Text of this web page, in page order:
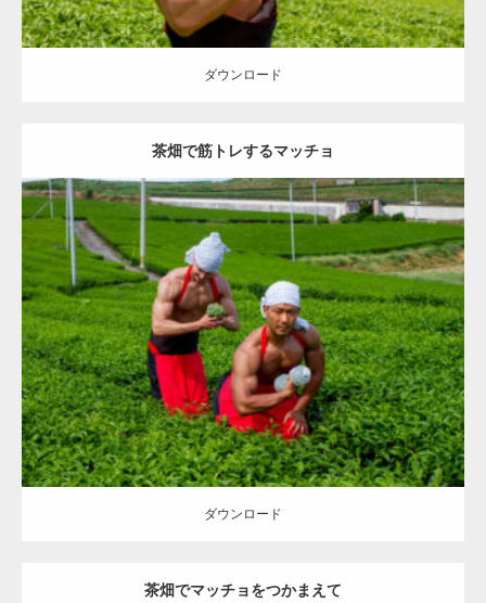
ダウンロード
茶畑で筋トレするマッチョ
Update:
Category: 茶畑のマッチョ その他 AKIHITO(細マッチョ) TOSHI(大胸
筋) 上腕二頭筋 肩 八女 (福岡)
ダウンロード
ダウンロード
茶畑でマッチョをつかまえて